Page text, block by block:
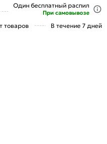
Один бесплатный распил
При самовывозе
товаров В течение 7 дней